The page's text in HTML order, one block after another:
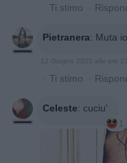
· Ti stimo ·
Pietranera: Muta
12 Giugno 2025 alle ore
· Ti stimo ·
Celeste: cuciu'
1